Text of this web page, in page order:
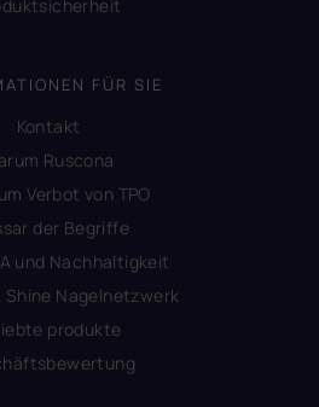
FÜR SIE
Kontakt
Ruscona
Verbot von TPO
der Begriffe
und Nachhaltigkeit
Shine Nagelnetzwerk
produkte